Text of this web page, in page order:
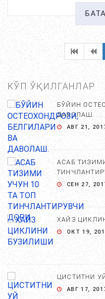
КЎП ЎҚИЛГАНЛАР
БЎЙИН
ДАВОЛАШ. ...
АВГ 21,
АСАБ
СЕН 27,
ХАЙЗ
ОКТ 19,
ЦИСТИТНИ
АВГ 17,